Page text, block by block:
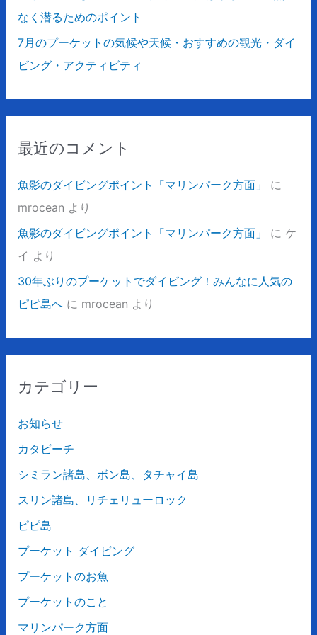
なく潜るためのポイント
7月のプーケットの気候や天候・おすすめの観光・ダイ
ビング・アクティビティ
最近のコメント
魚影のダイビングポイント「マリンパーク方面」
に
mrocean より
魚影のダイビングポイント「マリンパーク方面」
に ケ
イ より
30年ぶりのプーケットでダイビング！みんなに人気の
ピピ島へに mrocean より
カテゴリー
お知らせ
カタビーチ
シミラン諸島、ボン島、タチャイ島
スリン諸島、リチェリューロック
ピピ島
プーケット ダイビング
プーケットのお魚
プーケットのこと
マリンパーク方面